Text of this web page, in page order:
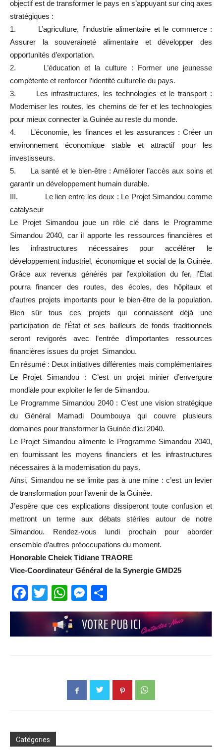
objectif est de transformer le pays en s’appuyant sur cinq axes
stratégiques :
1. L’agriculture, l’industrie alimentaire et le commerce :
Assurer la souveraineté alimentaire et développer des
opportunités d’exportation.
2. L’éducation et la culture : Former une jeunesse
compétente et renforcer l’identité culturelle du pays.
3. Les infrastructures, les technologies et le transport :
Moderniser les routes, les chemins de fer et les technologies
pour mieux connecter la Guinée au reste du monde.
4. L’économie, les finances et les assurances : Créer un
environnement économique stable et attractif pour les
investisseurs.
5. La santé et le bien-être : Améliorer l’accès aux soins et
garantir un développement humain durable.
III. Le lien entre les deux : Le Projet Simandou comme
catalyseur
Le Projet Simandou joue un rôle clé dans le Programme
Simandou 2040, car il apporte les ressources financières et
les infrastructures nécessaires pour accélérer le
développement industriel, économique et social de la Guinée.
Grâce aux revenus générés par l’exploitation du fer, l’État
pourra financer des routes, des écoles, des hôpitaux et
d’autres projets importants pour le bien-être de la population.
Bien sûr tous ces projets qui connaissent déjà une
participation de l’État et ses bailleurs de fonds traditionnels
seront revigorés avec l’entrée d’importantes ressources
financières issues du projet Simandou.
En résumé : Deux initiatives différentes mais complémentaires
Le Projet Simandou : C’est un projet minier d’envergure
mondiale pour exploiter le fer de Simandou.
Le Programme Simandou 2040 : C’est une vision stratégique
du Général Mamadi Doumbouya qui couvre plusieurs
domaines pour transformer la Guinée d’ici 2040.
Le Projet Simandou alimente le Programme Simandou 2040,
en fournissant les moyens financiers et les infrastructures
nécessaires à la modernisation du pays.
Ainsi, Simandou ne se limite pas à une mine : c’est un levier
de transformation pour l’avenir de la Guinée.
J’espère que ces explications dissiperont toute confusion et
mettront un terme aux débats stériles autour de notre
Simandou. Rendez-vous lundi prochain pour aborder
ensemble d’autres préoccupations du moment.
Honorable Cheick Tidiane TRAORE
Vice-Coordinateur Général de la Synergie GMD25
Facebook
TwitterWhatsApp
Messenger
Catégories